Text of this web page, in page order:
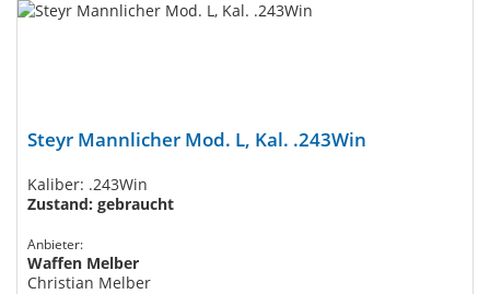
Steyr Mannlicher Mod. L, Kal. .243Win
Kaliber: .243Win
Zustand: gebraucht
Anbieter:
Waffen Melber
Christian Melber